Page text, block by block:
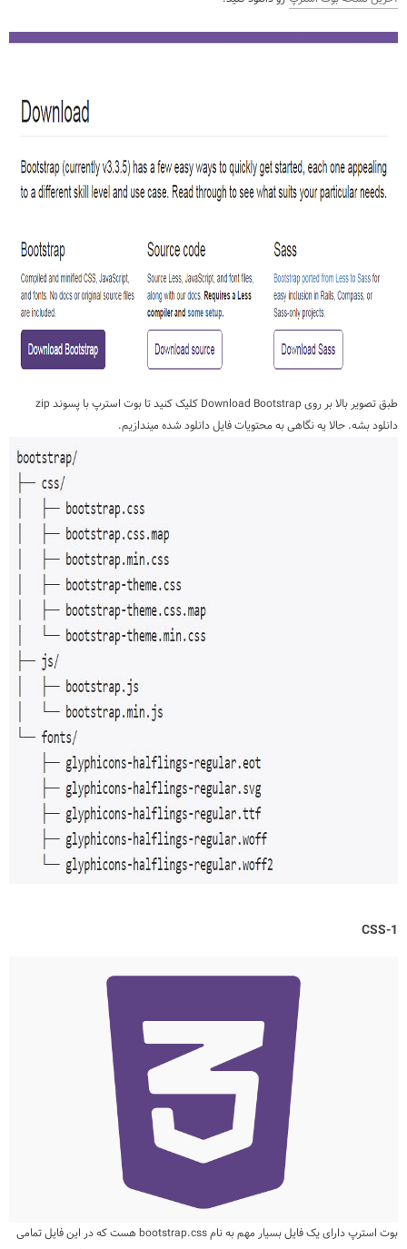
طبق تصویر بالا بر روی Download Bootstrap کلیک کنید تا بوت استرپ با پسوند zip
دانلود بشه. حالا یه نگاهی به محتویات فایل دانلود شده میندازیم.
1-CSS
بوت استرپ دارای یک فایل بسیار مهم به نام bootstrap.css هست که در این فایل تمامی